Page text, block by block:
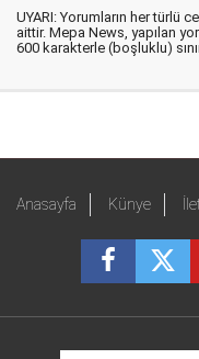
UYARI: Yorumların her türlü
aittir. Mepa News, yapılan
600 karakterle (boşluklu)
Anasayfa Künye